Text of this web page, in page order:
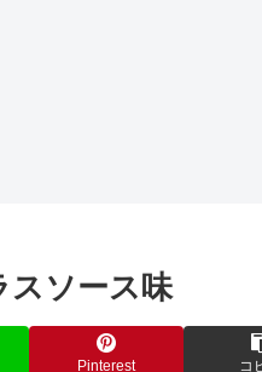
スソース味
Pinterest コ